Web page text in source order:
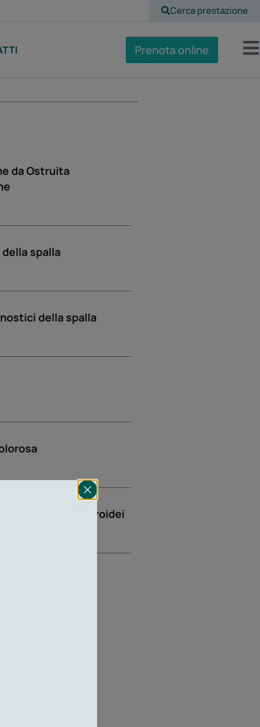
Cerca prestazione
Prenota online
da Ostruita
spalla
della spalla
dei nodi tiroidei